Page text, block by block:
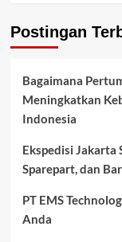
Postingan
Bagaimana
Meningkatkan
Indonesia
Ekspedisi Jakarta
Sparepart, dan
PT EMS
Anda